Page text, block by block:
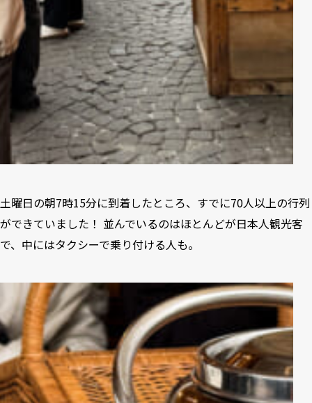
土曜日の朝7時15分に到着したところ、すでに70人以上の行列
ができていました！ 並んでいるのはほとんどが日本人観光客
で、中にはタクシーで乗り付ける人も。